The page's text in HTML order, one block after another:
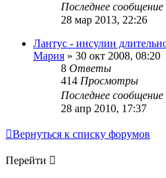
Последнее сообщение
28 мар 2013, 22:26
Лантус - инсулин
Мария » 30 окт 2008, 08:20
8 Ответы
414 Просмотры
Последнее сообщение
28 апр 2010, 17:37
Вернуться к списку форумов
Перейти